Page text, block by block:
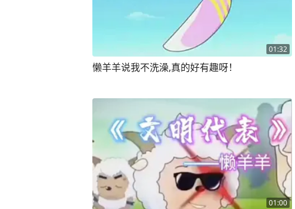
01:32
懒羊羊说我不洗澡,真的好有趣呀！
01:00